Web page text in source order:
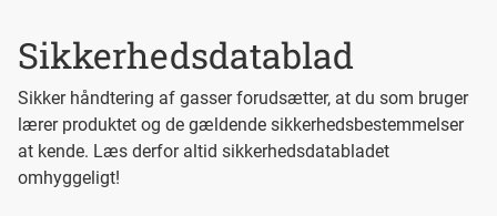
Sikkerhedsdatablad
Sikker håndtering af gasser forudsætter, at du som bruger
lærer produktet og de gældende sikkerhedsbestemmelser
at kende. Læs derfor altid sikkerhedsdatabladet
omhyggeligt!